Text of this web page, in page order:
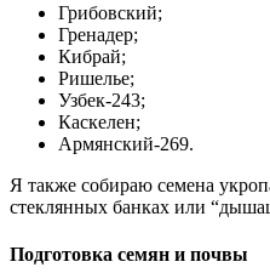
Грибовский;
Гренадер;
Кибрай;
Ришелье;
Узбек-243;
Каскелен;
Армянский-269.
Я также собираю семена
стеклянных банках или
Подготовка семян и почвы